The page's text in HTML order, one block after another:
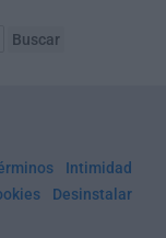
Intimidad
Desinstalar